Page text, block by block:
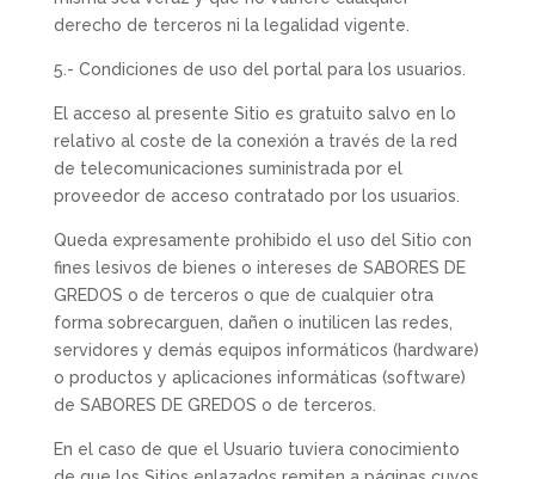
derecho de terceros ni la legalidad vigente.
5.- Condiciones de uso del portal para los usuarios.
El acceso al presente Sitio es gratuito salvo en lo
relativo al coste de la conexión a través de la red
de telecomunicaciones suministrada por el
proveedor de acceso contratado por los usuarios.
Queda expresamente prohibido el uso del Sitio con
fines lesivos de bienes o intereses de SABORES DE
GREDOS o de terceros o que de cualquier otra
forma sobrecarguen, dañen o inutilicen las redes,
servidores y demás equipos informáticos (hardware)
o productos y aplicaciones informáticas (software)
de SABORES DE GREDOS o de terceros.
En el caso de que el Usuario tuviera conocimiento